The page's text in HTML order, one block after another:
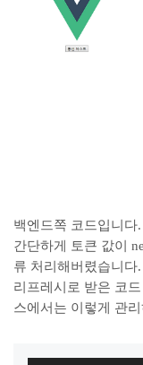
백엔드쪽 코드입니다.
간단하게 토큰 값이
류 처리해버렸습니다.
리프레시로 받은 코
스에서는 이렇게 관